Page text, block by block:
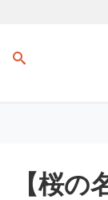
【桜の